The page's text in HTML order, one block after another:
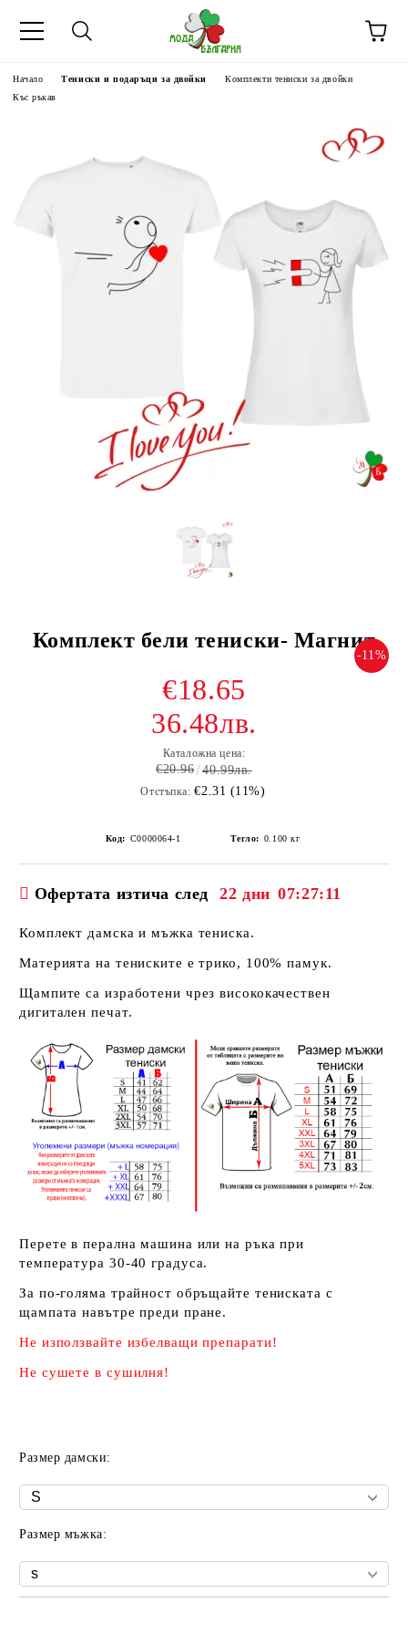
Начало Тениски и подаръци за двойки
Комплекти тениски за двойки
Къс ръкав
Комплект бели тениски- Магнит
-11%
€18.65
36.48лв.
Каталожна цена:
€20.96 40.99лв.
Отстъпка: €2.31 (11%)
Код: C0000064-1 Тегло: 0.100 кг
Офертата изтича след 22 дни 07:27:11
Комплект дамска и мъжка тениска.
Материята на тениските е трико, 100% памук.
Щампите са изработени чрез висококачествен
дигитален печат.
Перете в перална машина или на ръка при
температура 30-40 градуса.
За по-голяма трайност обръщайте тениската с
щампата навътре преди пране.
Не използвайте избелващи препарати!
Не сушете в сушилня!
Размер дамски:
Размер мъжка: